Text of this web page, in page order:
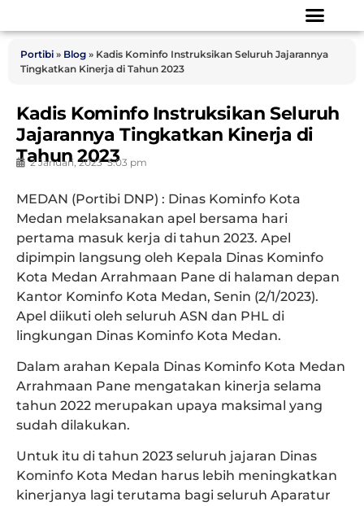
Portibi » Blog » Kadis Kominfo Instruksikan Seluruh Jajarannya
Tingkatkan Kinerja di Tahun 2023
Kadis Kominfo Instruksikan Seluruh
Jajarannya Tingkatkan Kinerja di
Tahun 2023
2 Januari, 2023 5:03 pm
MEDAN (Portibi DNP) : Dinas Kominfo Kota
Medan melaksanakan apel bersama hari
pertama masuk kerja di tahun 2023. Apel
dipimpin langsung oleh Kepala Dinas Kominfo
Kota Medan Arrahmaan Pane di halaman depan
Kantor Kominfo Kota Medan, Senin (2/1/2023).
Apel diikuti oleh seluruh ASN dan PHL di
lingkungan Dinas Kominfo Kota Medan.
Dalam arahan Kepala Dinas Kominfo Kota Medan
Arrahmaan Pane mengatakan kinerja selama
tahun 2022 merupakan upaya maksimal yang
sudah dilakukan.
Untuk itu di tahun 2023 seluruh jajaran Dinas
Kominfo Kota Medan harus lebih meningkatkan
kinerjanya lagi terutama bagi seluruh Aparatur